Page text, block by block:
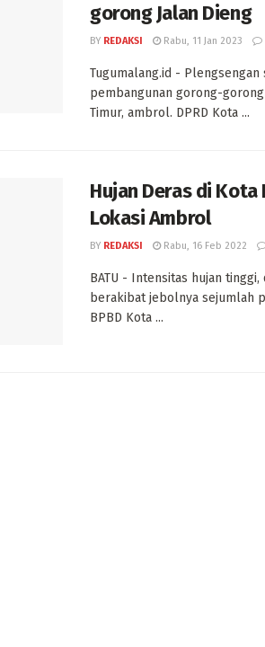
gorong Jalan Dieng
BY REDAKSI Rabu, 11 Jan 2023
Tugumalang.id -
pembangunan gorong-gorong
Timur, ambrol. DPRD Kota ...
Hujan Deras di Kota
Lokasi Ambrol
BY REDAKSI Rabu, 16 Feb 2022
BATU - Intensitas hujan
berakibat jebolnya sejumlah
BPBD Kota ...